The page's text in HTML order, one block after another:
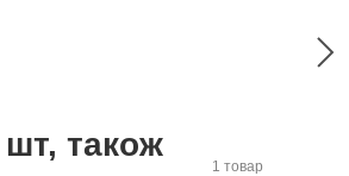
також
1 товар